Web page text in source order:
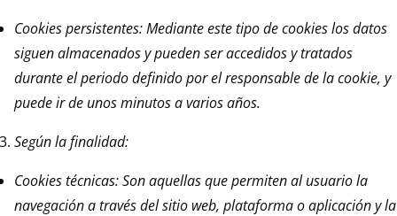
Cookies persistentes: Mediante este tipo de cookies los datos
siguen almacenados y pueden ser accedidos y tratados
durante el periodo definido por el responsable de la cookie, y
puede ir de unos minutos a varios años.
Según la finalidad:
Cookies técnicas: Son aquellas que permiten al usuario la
navegación a través del sitio web, plataforma o aplicación y la